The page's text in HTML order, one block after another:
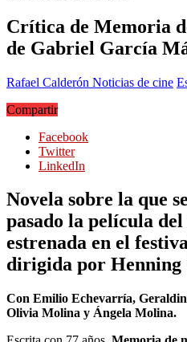
Crítica de Memoria
de Gabriel García
Rafael Calderón Noticias de cine
Compartir
Facebook
Twitter
LinkedIn
Novela sobre la que
pasado la película
estrenada en el
dirigida por Henning
Con Emilio Echevarría,
Olivia Molina y Ángela Molina.